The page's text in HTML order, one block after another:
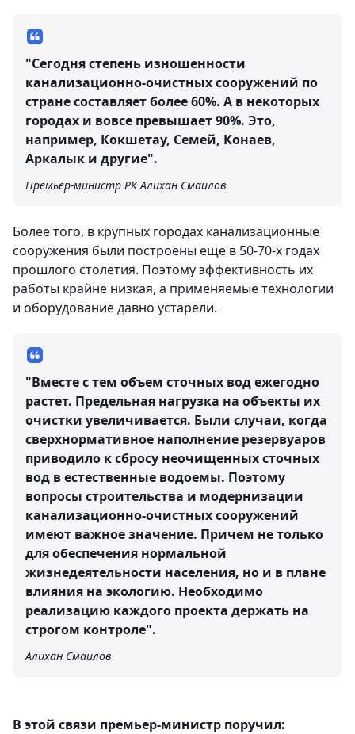
"Сегодня степень изношенности
канализационно-очистных сооружений по
стране составляет более 60%. А в некоторых
городах и вовсе превышает 90%. Это,
например, Кокшетау, Семей, Конаев,
Аркалык и другие".
Премьер-министр РК Алихан Смаилов
Более того, в крупных городах канализационные
сооружения были построены еще в 50-70-х годах
прошлого столетия. Поэтому эффективность их
работы крайне низкая, а применяемые технологии
и оборудование давно устарели.
"Вместе с тем объем сточных вод ежегодно
растет. Предельная нагрузка на объекты их
очистки увеличивается. Были случаи, когда
сверхнормативное наполнение резервуаров
приводило к сбросу неочищенных сточных
вод в естественные водоемы. Поэтому
вопросы строительства и модернизации
канализационно-очистных сооружений
имеют важное значение. Причем не только
для обеспечения нормальной
жизнедеятельности населения, но и в плане
влияния на экологию. Необходимо
реализацию каждого проекта держать на
строгом контроле".
Алихан Смаилов
В этой связи премьер-министр поручил: